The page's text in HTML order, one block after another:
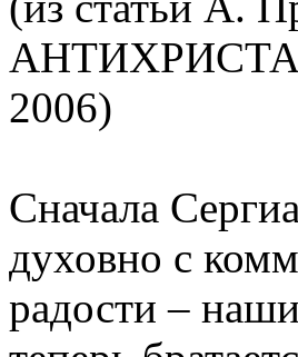
АНТИХРИСТА",
2006)
Сначала
духовно с
радости –